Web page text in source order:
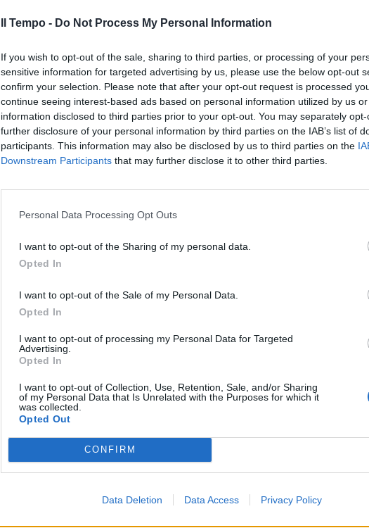
Il Tempo - Do Not Process My Personal Information
If you wish to opt-out of the sale, sharing to third parties, or processing of your
sensitive information for targeted advertising by us, please use the below opt-out
confirm your selection. Please note that after your opt-out request is processed
continue seeing interest-based ads based on personal information utilized by us
information disclosed to third parties prior to your opt-out. You may separately
further disclosure of your personal information by third parties on the IAB’s list of
participants. This information may also be disclosed by us to third parties on the
Downstream Participants that may further disclose it to other third parties.
Personal Data Processing Opt Outs
I want to opt-out of the Sharing of my personal data.
Opted In
I want to opt-out of the Sale of my Personal Data.
Opted In
I want to opt-out of processing my Personal Data for Targeted
Advertising.
Opted In
I want to opt-out of Collection, Use, Retention, Sale, and/or Sharing
of my Personal Data that Is Unrelated with the Purposes for which it
was collected.
Opted Out
CONFIRM
Data Deletion Data Access Privacy Policy
Rudy Giuliani a Come States?